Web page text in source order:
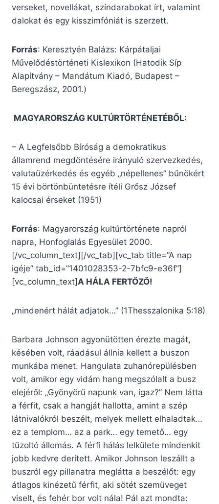
verseket, novellákat, színdarabokat írt, valamint
dalokat és egy kisszimfóniát is szerzett.
Forrás: Keresztyén Balázs: Kárpátaljai
Művelődéstörténeti Kislexikon (Hatodik Síp
Alapítvány – Mandátum Kiadó, Budapest –
Beregszász, 2001.)
MAGYARORSZÁG KULTÚRTÖRTÉNETÉBŐL:
– A Legfelsőbb Bíróság a demokratikus
államrend megdöntésére irányuló szervezkedés,
valutaüzérkedés és egyéb „népellenes” bűnökért
15 évi börtönbüntetésre ítéli Grősz József
kalocsai érseket (1951)
Forrás: Magyarország kultúrtörténete napról
napra, Honfoglalás Egyesület 2000.
[/vc_column_text][/vc_tab][vc_tab title=”A nap
igéje” tab_id=”1401028353-2-7bfc9-e36f”]
[vc_column_text]A HÁLA FERTŐZŐ!
„mindenért hálát adjatok…” (1Thesszalonika 5:18)
Barbara Johnson agyonütötten érezte magát,
késében volt, ráadásul állnia kellett a buszon
munkába menet. Hangulata zuhanórepülésben
volt, amikor egy vidám hang megszólalt a busz
elejéről: „Gyönyörű napunk van, igaz?” Nem látta
a férfit, csak a hangját hallotta, amint a szép
látnivalókról beszélt, melyek mellett elhaladtak…
ez a templom… az a park… egy temető… egy
tűzoltó állomás. A férfi hálás lelkülete mindenkit
jobb kedvre derített. Amikor Johnson leszállt a
buszról egy pillanatra meglátta a beszélőt: egy
átlagos kinézetű férfit, aki sötét szemüveget
viselt, és fehér bor volt nála! Pál azt mondta: